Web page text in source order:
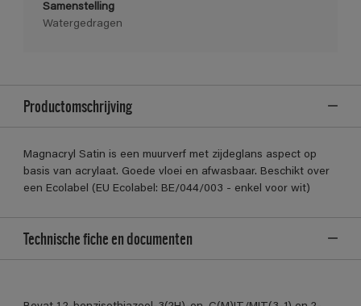
Samenstelling
Watergedragen
Productomschrijving
Magnacryl Satin is een muurverf met zijdeglans aspect op
basis van acrylaat. Goede vloei en afwasbaar. Beschikt over
een Ecolabel (EU Ecolabel: BE/044/003 - enkel voor wit)
Technische fiche en documenten